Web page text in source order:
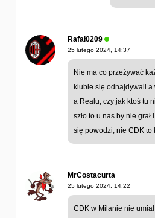
Rafał0209
25 lutego 2024, 14:37
Nie ma co przeżywać
klubie się odnajdywali
a Realu, czy jak ktoś tu
szło to u nas by nie
się powodzi, nie CDK to
MrCostacurta
25 lutego 2024, 14:22
CDK w Milanie nie